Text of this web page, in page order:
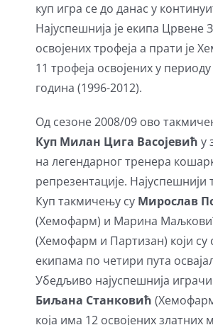
куп игра се до данас у
Најуспешнија је екипа Црвене
освојених трофеја а прати је
11 трофеја освојених у
година (1996-2012).
Од сезоне 2008/09 ово
Куп Милан Цига Васојевић у
на легендарног тренера
репрезентације. Најуспешнији
Куп такмичењу су Мирослав
(Хемофарм) и Марина
(Хемофарм и Партизан) који су
екипама по четири пута
Убедљиво најуспешнија
Биљана Станковић
која има 12 освојених златних